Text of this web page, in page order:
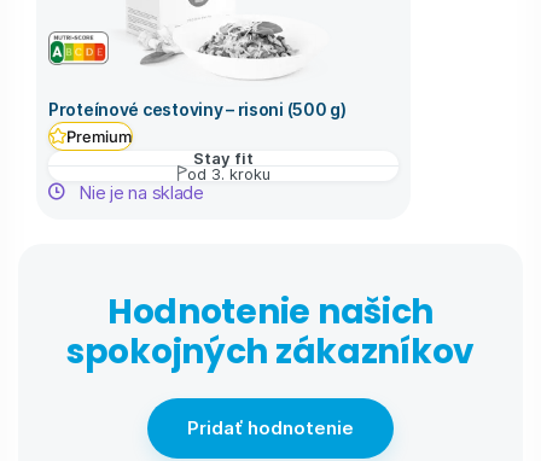
Proteínové cestoviny – risoni (500 g)
Premium
Stay fit
od 3. kroku
Nie je na sklade
Hodnotenie našich
spokojných zákazníkov
Pridať hodnotenie